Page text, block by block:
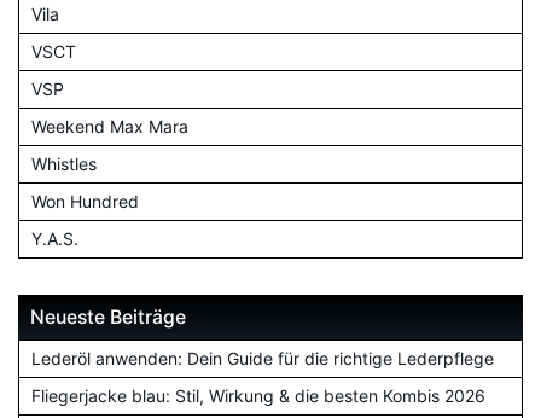
Vila
VSCT
VSP
Weekend Max Mara
Whistles
Won Hundred
Y.A.S.
Neueste Beiträge
Lederöl anwenden: Dein Guide für die richtige Lederpflege
Fliegerjacke blau: Stil, Wirkung & die besten Kombis 2026